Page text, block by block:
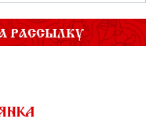
РАССЫЛКУ